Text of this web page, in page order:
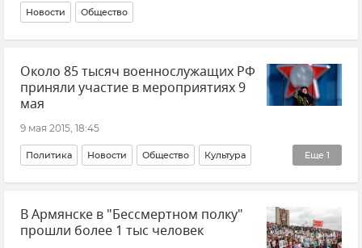
Новости Общество
Около 85 тысяч военнослужащих РФ
приняли участие в мероприятиях 9
мая
9 мая 2015, 18:45
Еще 1
Политика Новости Общество Культура
70-летие Великой Победы
В Армянске в "Бессмертном полку"
прошли более 1 тыс человек